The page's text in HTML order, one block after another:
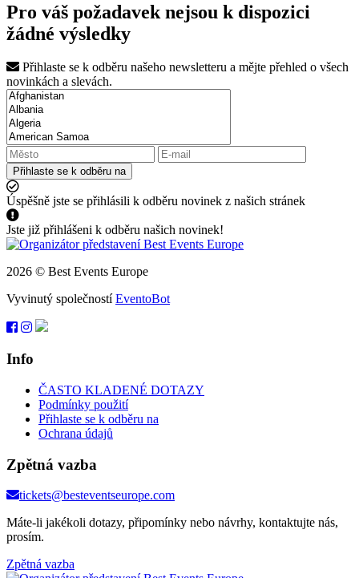
Pro váš požadavek nejsou k dispozici
žádné výsledky
Přihlaste se k odběru našeho newsletteru a mějte přehled o všech
novinkách a slevách.
Přihlaste se k odběru na
Úspěšně jste se přihlásili k odběru novinek z našich stránek
Jste již přihlášeni k odběru našich novinek!
2026 © Best Events Europe
Vyvinutý společnostíEventoBot
Info
ČASTO KLADENÉ DOTAZY
Podmínky použití
Přihlaste se k odběru na
Ochrana údajů
Zpětná vazba
tickets@besteventseurope.com
Máte-li jakékoli dotazy, připomínky nebo návrhy, kontaktujte nás,
prosím.
Zpětná vazba